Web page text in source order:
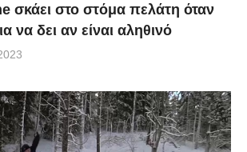
σκάει στο στόμα πελάτη όταν
να δει αν είναι αληθινό